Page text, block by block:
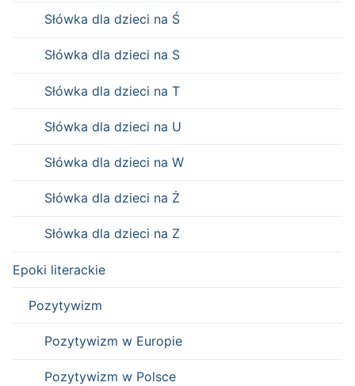
Słówka dla dzieci na Ś
Słówka dla dzieci na S
Słówka dla dzieci na T
Słówka dla dzieci na U
Słówka dla dzieci na W
Słówka dla dzieci na Ż
Słówka dla dzieci na Z
Epoki literackie
Pozytywizm
Pozytywizm w Europie
Pozytywizm w Polsce